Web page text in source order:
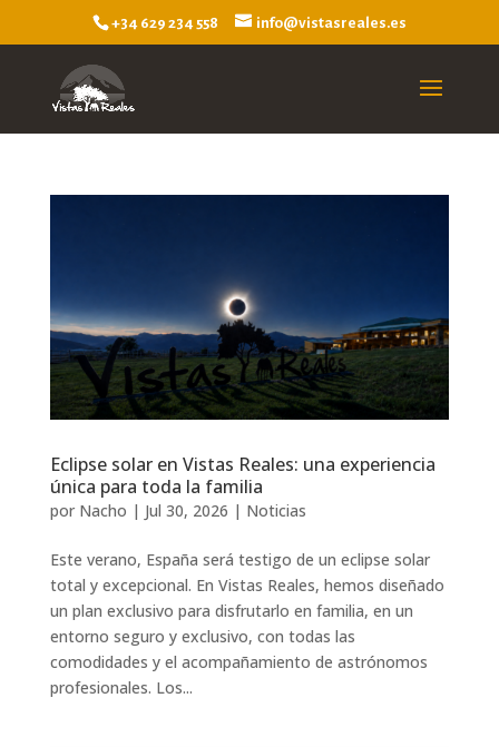
+34 629 234 558 info@vistasreales.es
Eclipse solar en Vistas Reales: una experiencia
única para toda la familia
por Nacho | Jul 30, 2026 | Noticias
Este verano, España será testigo de un eclipse solar
total y excepcional. En Vistas Reales, hemos diseñado
un plan exclusivo para disfrutarlo en familia, en un
entorno seguro y exclusivo, con todas las
comodidades y el acompañamiento de astrónomos
profesionales. Los...